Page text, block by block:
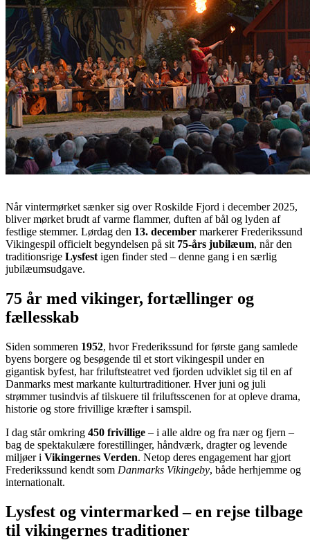
Når vintermørket sænker sig over Roskilde Fjord i december 2025,
bliver mørket brudt af varme flammer, duften af bål og lyden af
festlige stemmer. Lørdag den 13. december markerer Frederikssund
Vikingespil officielt begyndelsen på sit 75-års jubilæum, når den
traditionsrige Lysfest igen finder sted – denne gang i en særlig
jubilæumsudgave.
75 år med vikinger, fortællinger og
fællesskab
Siden sommeren 1952, hvor Frederikssund for første gang samlede
byens borgere og besøgende til et stort vikingespil under en
gigantisk byfest, har friluftsteatret ved fjorden udviklet sig til en af
Danmarks mest markante kulturtraditioner. Hver juni og juli
strømmer tusindvis af tilskuere til friluftsscenen for at opleve drama,
historie og store frivillige kræfter i samspil.
I dag står omkring 450 frivillige – i alle aldre og fra nær og fjern –
bag de spektakulære forestillinger, håndværk, dragter og levende
miljøer i Vikingernes Verden. Netop deres engagement har gjort
Frederikssund kendt som Danmarks Vikingeby, både herhjemme og
internationalt.
Lysfest og vintermarked – en rejse tilbage
til vikingernes traditioner